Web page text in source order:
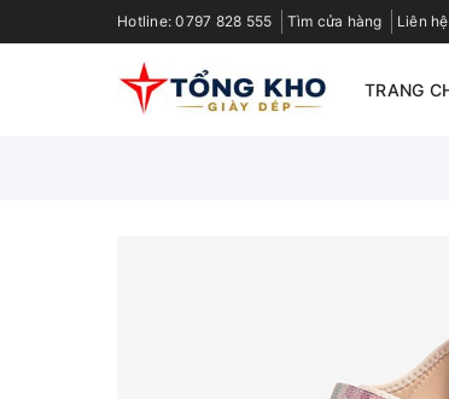
Hotline:0797 828 555 Tìm cửa hàng Liên
TRANG